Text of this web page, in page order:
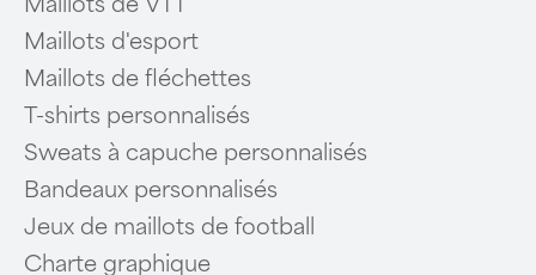
Maillots d'esport
Maillots de fléchettes
T-shirts personnalisés
Sweats à capuche personnalisés
Bandeaux personnalisés
Jeux de maillots de football
Charte graphique